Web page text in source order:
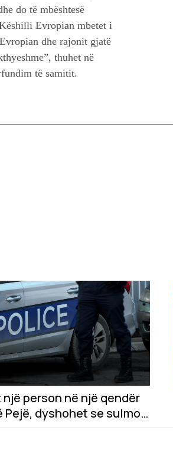
do të mbështesë
Evropian mbetet i
dhe rajonit gjatë
thuhet në
të samitit.
person në një qendër
Pejë, dyshohet se sulmoi